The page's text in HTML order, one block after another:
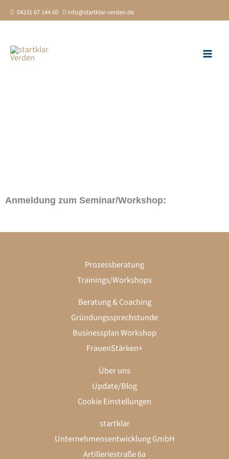
Zum
Inhalt
04231 67 144 60 info@startklar-verden.de
Anmeldung zum Seminar/Workshop:
Prozessberatung
Trainings/Workshops
Beratung & Coaching
Gründungssprechstunde
Businessplan Workshop
FrauenStärken+
Über uns
Update/Blog
Cookie Einstellungen
startklar
Unternehmensentwicklung GmbH
Artilleriestraße 6a